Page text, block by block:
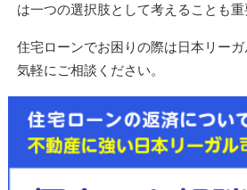
は一つの選択肢として考えることも重
住宅ローンでお困りの際は日本リー
気軽にご相談ください。